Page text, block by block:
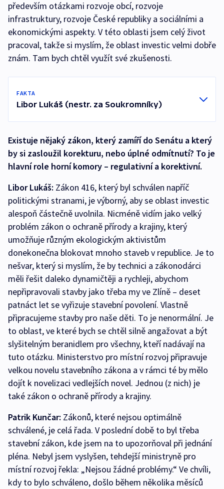
především otázkami rozvoje obcí, rozvoje
infrastruktury, rozvoje České republiky a sociálními a
ekonomickými aspekty. V této oblasti jsem celý život
pracoval, takže si myslím, že oblast investic velmi dobře
znám. Tam bych chtěl využít své zkušenosti.
FAKTA
Libor Lukáš (nestr. za Soukromníky)
Existuje nějaký zákon, který zamíří do Senátu a který
by si zasloužil korekturu, nebo úplné odmítnutí? To je
hlavní role horní komory – regulativní a korektivní.
Libor Lukáš: Zákon 416, který byl schválen napříč
politickými stranami, je výborný, aby se oblast investic
alespoň částečně uvolnila. Nicméně vidím jako velký
problém zákon o ochraně přírody a krajiny, který
umožňuje různým ekologickým aktivistům
donekonečna blokovat mnoho staveb v republice. Je to
nešvar, který si myslím, že by technici a zákonodárci
měli řešit daleko dynamičtěji a rychleji, abychom
nepřipravovali stavby jako třeba my ve Zlíně – deset
patnáct let se vyřizuje stavební povolení. Vlastně
připracujeme stavby pro naše děti. To je nenormální. Je
to oblast, ve které bych se chtěl silně angažovat a být
slyšitelným beranidlem pro všechny, kteří nadávají na
tuto otázku. Ministerstvo pro místní rozvoj připravuje
velkou novelu stavebního zákona a v rámci té by mělo
dojít k novelizaci vedlejších novel. Jednou (z nich) je
také zákon o ochraně přírody a krajiny.
Patrik Kunčar: Zákonů, které nejsou optimálně
schválené, je celá řada. V poslední době to byl třeba
stavební zákon, kde jsem na to upozorňoval při jednání
pléna. Nebyl jsem vyslyšen, tehdejší ministryně pro
místní rozvoj řekla: „Nejsou žádné problémy.“ Ve chvíli,
kdy to bylo schváleno, došlo během několika měsíců